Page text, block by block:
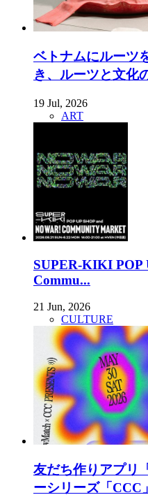
ベトナムにルーツ
き、ルーツと文化
19 Jul, 2026
ART
SUPER-KIKI POP
Commu...
21 Jun, 2026
CULTURE
友だち作りアプリ
ーシリーズ「CCC